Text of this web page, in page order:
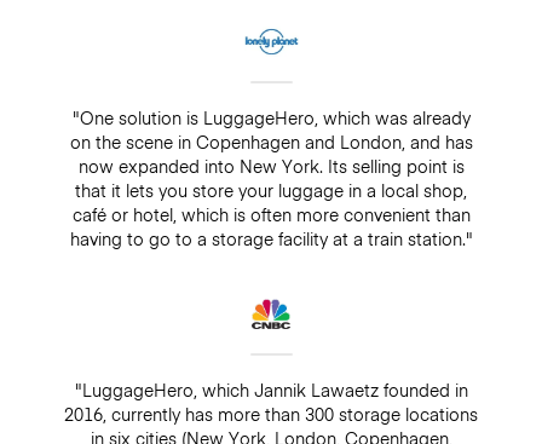
"One solution is LuggageHero, which was already
on the scene in Copenhagen and London, and has
now expanded into New York. Its selling point is
that it lets you store your luggage in a local shop,
café or hotel, which is often more convenient than
having to go to a storage facility at a train station."
"LuggageHero, which Jannik Lawaetz founded in
2016, currently has more than 300 storage locations
in six cities (New York, London, Copenhagen,